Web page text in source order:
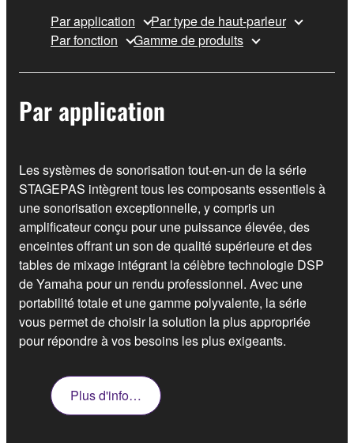
Par application
Par type de haut-parleur
Par fonction
Gamme de produits
Par application
Les systèmes de sonorisation tout-en-un de la série
STAGEPAS intègrent tous les composants essentiels à
une sonorisation exceptionnelle, y compris un
amplificateur conçu pour une puissance élevée, des
enceintes offrant un son de qualité supérieure et des
tables de mixage intégrant la célèbre technologie DSP
de Yamaha pour un rendu professionnel. Avec une
portabilité totale et une gamme polyvalente, la série
vous permet de choisir la solution la plus appropriée
pour répondre à vos besoins les plus exigeants.
Plus d'info…